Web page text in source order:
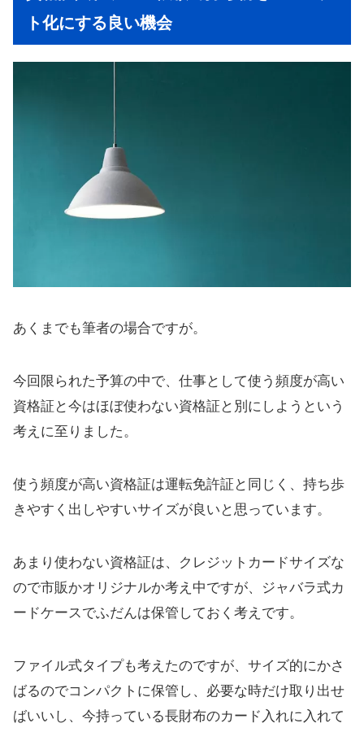
ト化にする良い機会
あくまでも筆者の場合ですが。
今回限られた予算の中で、仕事として使う頻度が高い
資格証と今はほぼ使わない資格証と別にしようという
考えに至りました。
使う頻度が高い資格証は運転免許証と同じく、持ち歩
きやすく出しやすいサイズが良いと思っています。
あまり使わない資格証は、クレジットカードサイズな
ので市販かオリジナルか考え中ですが、ジャバラ式カ
ードケースでふだんは保管しておく考えです。
ファイル式タイプも考えたのですが、サイズ的にかさ
ばるのでコンパクトに保管し、必要な時だけ取り出せ
ばいいし、今持っている長財布のカード入れに入れて